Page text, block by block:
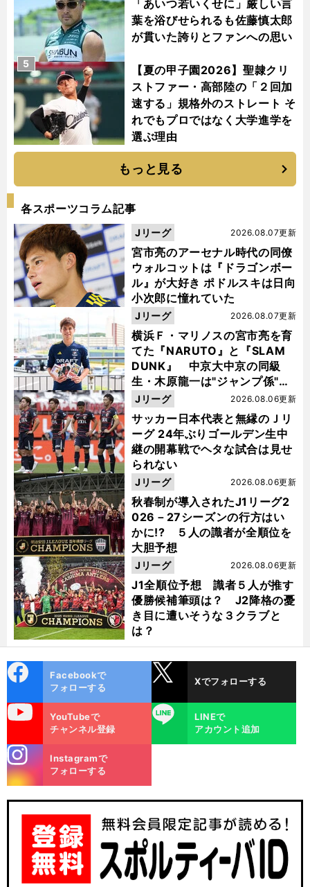
「あいつ若いくせに」厳しい言
葉を浴びせられるも佐藤慎太郎
が貫いた誇りとファンへの思い
【夏の甲子園2026】聖隷クリ
ストファー・高部陸の「２回加
速する」規格外のストレート そ
れでもプロではなく大学進学を
選ぶ理由
5
もっと見る
各スポーツコラム記事
宮市亮のアーセナル時代の同僚
ウォルコットは『ドラゴンボー
ル』が大好き ポドルスキは日向
小次郎に憧れていた
2026.08.07更新
Jリーグ
横浜Ｆ・マリノスの宮市亮を育
てた『NARUTO』と『SLAM
DUNK』 中京大中京の同級
生・木原龍一は"ジャンプ係"だ
った
2026.08.07更新
Jリーグ
サッカー日本代表と無縁のＪリ
ーグ 24年ぶりゴールデン生中
継の開幕戦でヘタな試合は見せ
られない
2026.08.06更新
Jリーグ
秋春制が導入されたJ1リーグ2
026－27シーズンの行方はい
かに!? ５人の識者が全順位を
大胆予想
2026.08.06更新
Jリーグ
J1全順位予想 識者５人が推す
優勝候補筆頭は？ J2降格の憂
き目に遭いそうな３クラブと
は？
2026.08.06更新
Jリーグ
ok
Facebookで
フォローする
Xでフォローする
YouTubeで
チャンネル登録
LINE
LINEで
アカウント追加
m
Instagramで
フォローする